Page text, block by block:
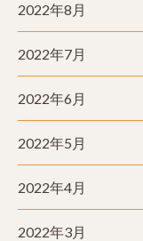
2022年8月
2022年7月
2022年6月
2022年5月
2022年4月
2022年3月